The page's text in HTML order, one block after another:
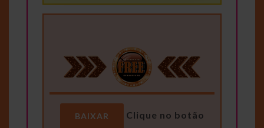
BAIXAR
Clique no botão